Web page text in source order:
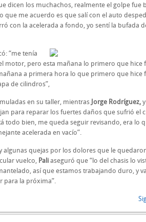
dicen los muchachos, realmente el golpe fue
que me acuerdo es que salí con el auto
con la acelerada a fondo, yo sentí la bufada
“me tenía
motor, pero esta mañana lo primero que hice
a primera hora lo que primero que hice
de cilindros”,
en su taller, mientras Jorge Rodríguez,
para reparar los fuertes daños que sufrió el
todo bien, me queda seguir revisando, era lo
acelerada en vacío”.
algunas quejas por los dolores que le
vuelco, Pali aseguró que “lo del chasis lo
así que estamos trabajando duro, y
para la próxima”.